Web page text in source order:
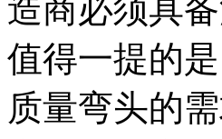
造商必须具
值得一提的
质量弯头的